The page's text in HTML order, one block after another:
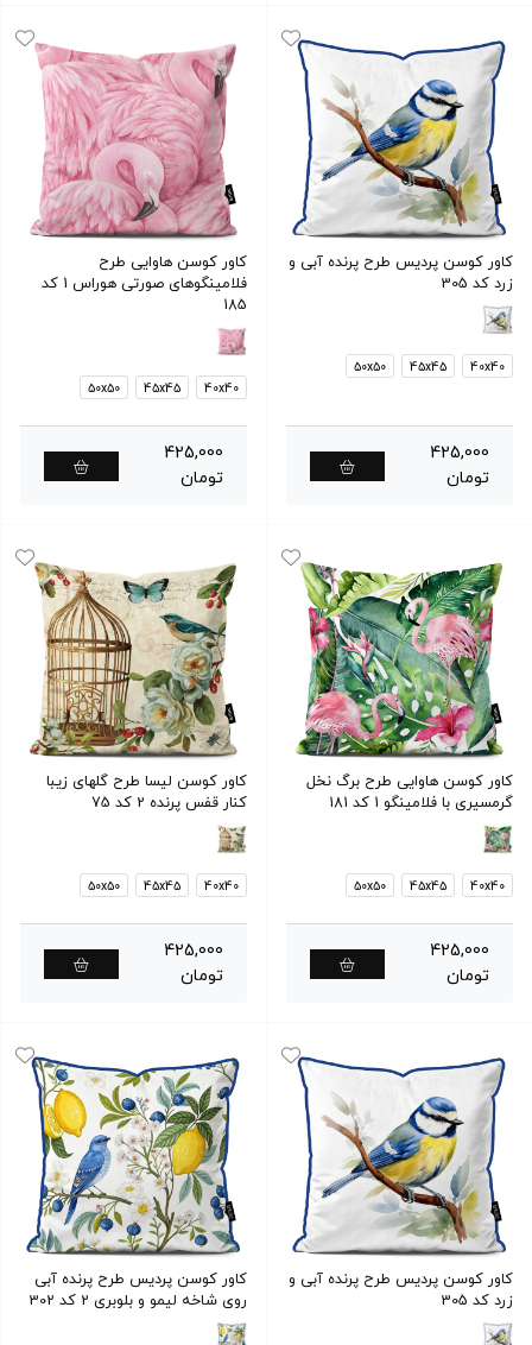
کاور کوسن پردیس طرح پرنده آبی و
زرد کد 305
40x40
45x45
50x50
425,000
تومان
کاور کوسن هاوایی طرح
فلامینگوهای صورتی هوراس 1 کد
185
40x40
45x45
50x50
425,000
تومان
کاور کوسن هاوایی طرح برگ نخل
گرمسیری با فلامینگو 1 کد 181
40x40
45x45
50x50
425,000
تومان
کاور کوسن لیسا طرح گلهای زیبا
کنار قفس پرنده 2 کد 75
40x40
45x45
50x50
425,000
تومان
کاور کوسن پردیس طرح پرنده آبی و
زرد کد 305
کاور کوسن پردیس طرح پرنده آبی
روی شاخه لیمو و بلوبری 2 کد 302